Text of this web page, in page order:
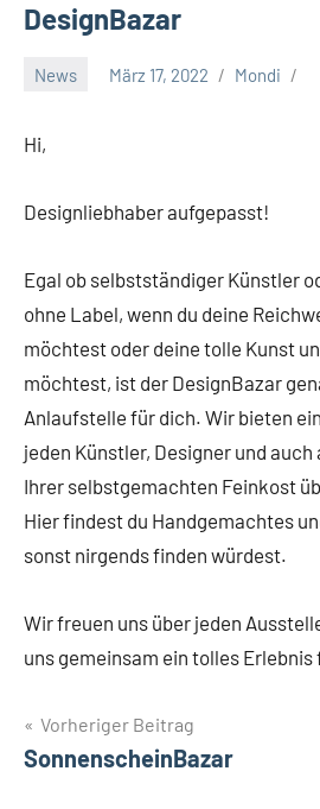
DesignBazar
News März 17, 2022 Mondi
Hi,
Designliebhaber aufgepasst!
Egal ob selbstständiger Künstler
ohne Label, wenn du deine
möchtest oder deine tolle Kunst
möchtest, ist der DesignBazar
Anlaufstelle für dich. Wir bieten
jeden Künstler, Designer und auch
Ihrer selbstgemachten Feinkost
Hier findest du Handgemachtes
sonst nirgends finden würdest.
Wir freuen uns über jeden
uns gemeinsam ein tolles
Beitragsnavigation
Vorheriger Beitrag
SonnenscheinBazar